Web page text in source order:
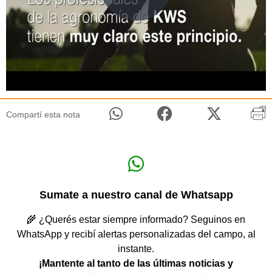
Compartí esta nota
Sumate a nuestro canal de Whatsapp
🌾 ¿Querés estar siempre informado? Seguinos en
WhatsApp y recibí alertas personalizadas del campo, al
instante.
¡Mantente al tanto de las últimas noticias y